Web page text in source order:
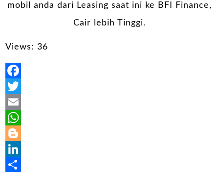
mobil anda dari Leasing saat ini ke BFI Finance,
Cair lebih Tinggi.
Views: 36
Facebook
Twitter
Email
WhatsApp
Blogger
LinkedIn